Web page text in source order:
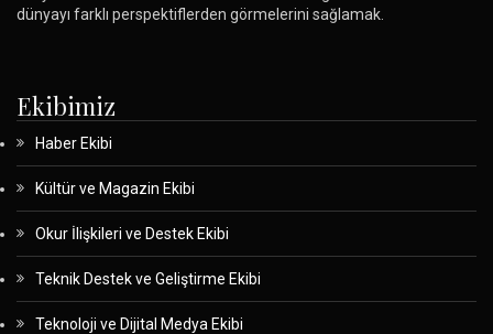
dünyayı farklı perspektiflerden görmelerini sağlamak.
Ekibimiz
Haber Ekibi
Kültür ve Magazin Ekibi
Okur İlişkileri ve Destek Ekibi
Teknik Destek ve Geliştirme Ekibi
Teknoloji ve Dijital Medya Ekibi